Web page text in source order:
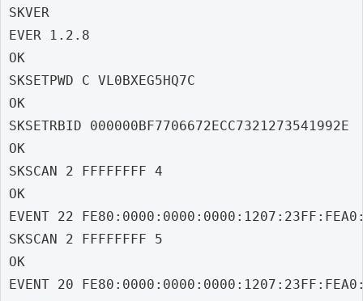
SKVER
EVER 1.2.8
OK
SKSETPWD C VL0BXEG5HQ7C
OK
SKSETRBID 000000BF7706672ECC7321273541992E
OK
SKSCAN 2 FFFFFFFF 4
OK
EVENT 22
SKSCAN 2 FFFFFFFF 5
OK
EVENT 20